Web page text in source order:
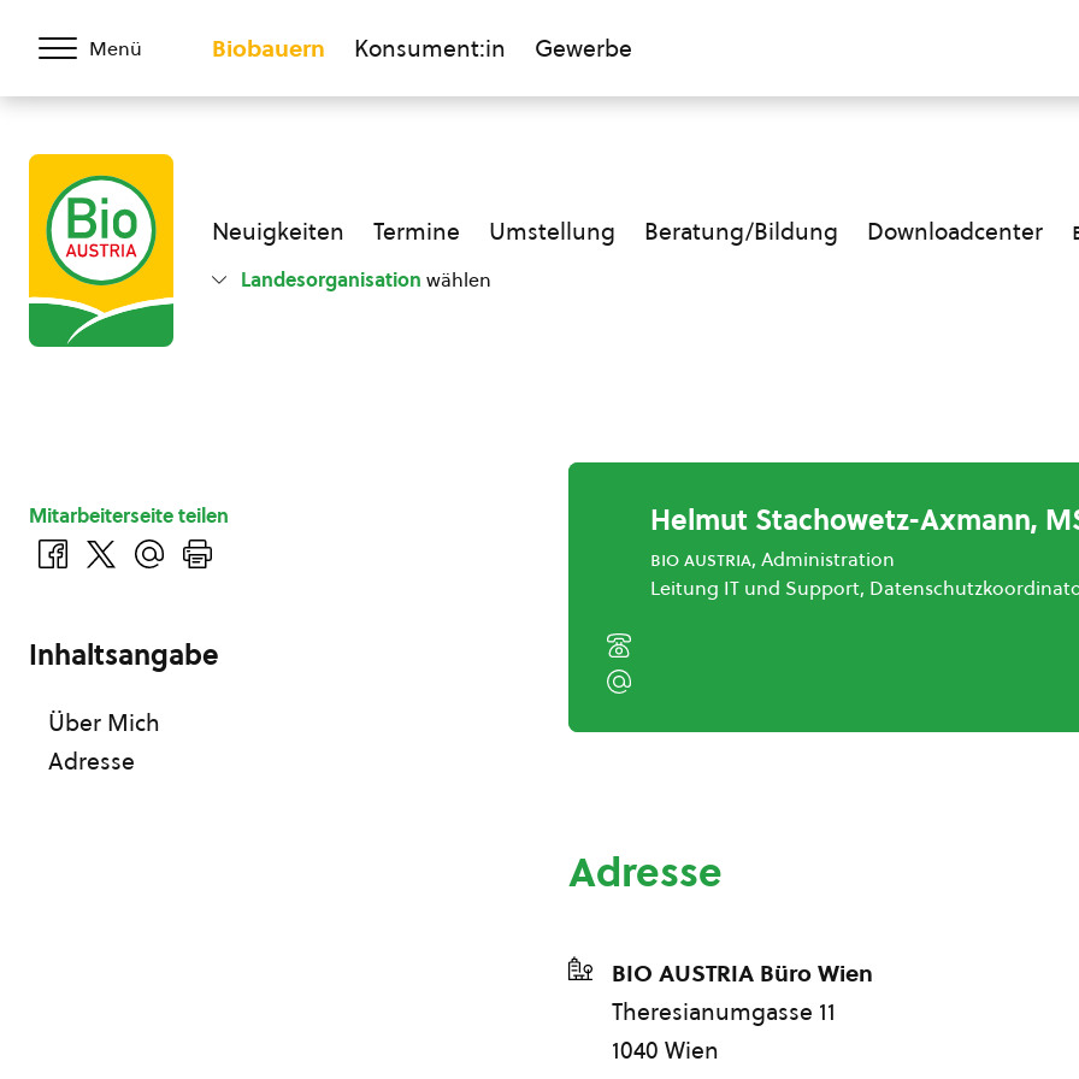
Menü Biobauern Konsument:in Gewerbe
Neuigkeiten Termine Umstellung Beratung/Bildung Downloadcenter
Landesorganisation wählen
Helmut Stachowetz-Axmann,
bio austria, Administration
Leitung IT und Support,
Adresse
BIO AUSTRIA Büro Wien
Theresianumgasse 11
1040 Wien
Mitarbeiterseite teilen
Inhaltsangabe
Über Mich
Adresse